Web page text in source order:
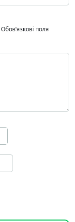
Обов’язкові поля